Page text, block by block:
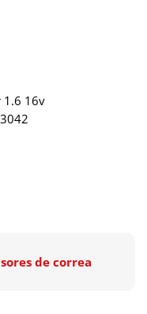
1.6 16v
de correa